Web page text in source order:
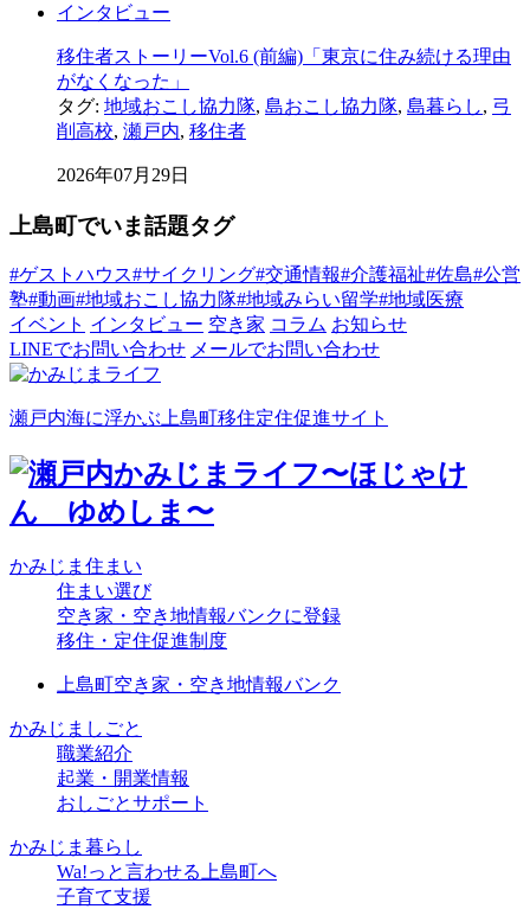
インタビュー
移住者ストーリーVol.6 (前編)「東京に住み続ける理由
がなくなった」
タグ: 地域おこし協力隊, 島おこし協力隊, 島暮らし, 弓
削高校, 瀬戸内, 移住者
2026年07月29日
上島町でいま話題タグ
#ゲストハウス#サイクリング#交通情報#介護福祉#佐島#公営
塾#動画#地域おこし協力隊#地域みらい留学#地域医療
イベント インタビュー 空き家 コラム お知らせ
LINEでお問い合わせ メールでお問い合わせ
瀬戸内海に浮かぶ上島町移住定住促進サイト
かみじま住まい
住まい選び
空き家・空き地情報バンクに登録
移住・定住促進制度
上島町空き家・空き地情報バンク
かみじましごと
職業紹介
起業・開業情報
おしごとサポート
かみじま暮らし
Wa!っと言わせる上島町へ
子育て支援